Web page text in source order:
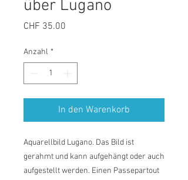
über Lugano
CHF 35.00
Anzahl *
In den Warenkorb
Aquarellbild Lugano. Das Bild ist
gerahmt und kann aufgehängt oder auch
aufgestellt werden. Einen Passepartout